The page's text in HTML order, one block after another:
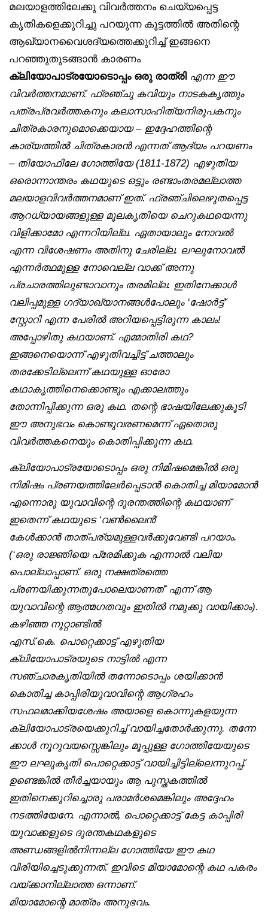
മലയാളത്തിലേക്കു വിവർത്തനം ചെയ്യപ്പെട്ട
കൃതികളെക്കുറിച്ചു പറയുന്ന കൂട്ടത്തിൽ അതിന്റെ
ആഖ്യാനവൈശദ്യത്തെക്കുറിച്ച് ഇങ്ങനെ
പറഞ്ഞുതുടങ്ങാൻ കാരണം
ക്ലിയോപാട്രയോടൊപ്പം ഒരു രാത്രിഎന്ന ഈ
വിവർത്തനമാണ്. ഫ്രഞ്ചു കവിയും നാടകകൃത്തും
പത്രപ്രവർത്തകനും കലാസാഹിത്യനിരൂപകനും
ചിത്രകാരനുമൊക്കെയായ – ഇദ്ദേഹത്തിന്റെ
കാര്യത്തിൽ ചിത്രകാരൻ എന്നത് ആദ്യം പറയണം
– തിയോഫിലേ ഗോത്തിയേ (1811-1872) എഴുതിയ
ഒരൊന്നാന്തരം കഥയുടെ ഒട്ടും രണ്ടാംതരമല്ലാത്ത
മലയാളവിവർത്തനമാണ് ഇത്. ഫ്രഞ്ചിലെഴുതപ്പെട്ട
ആറധ്യായങ്ങളുള്ള മൂലകൃതിയെ ചെറുകഥയെന്നു
വിളിക്കാമോ എന്നറിയില്ല. ഏതായാലും നോവൽ
എന്ന വിശേഷണം അതിനു ചേരില്ല. ലഘുനോവൽ
എന്നർത്ഥമുള്ള നോവെല്ല വാക്ക് അന്നു
പ്രചാരത്തിലുണ്ടാവാനും തരമില്ല. ഇതിനേക്കാൾ
വലിപ്പമുള്ള ഗദ്യാഖ്യാനങ്ങൾപോലും ‘ഷോർട്ട്’
സ്റ്റോറി എന്ന പേരിൽ അറിയപ്പെട്ടിരുന്ന കാലം!
അപ്പോഴിതു കഥയാണ്. എമ്മാതിരി കഥ?
ഇങ്ങനെയൊന്ന് എഴുതിവച്ചിട്ട് ചത്താലും
തരക്കേടില്ലെന്ന് കഥയുള്ള ഓരോ
കഥാകൃത്തിനെക്കൊണ്ടും എക്കാലത്തും
തോന്നിപ്പിക്കുന്ന ഒരു കഥ. തന്റെ ഭാഷയിലേക്കുകൂടി
ഈ അനുഭവം കൊണ്ടുവരണമെന്ന് ഏതൊരു
വിവർത്തകനെയും കൊതിപ്പിക്കുന്ന കഥ.
ക്ലിയോപാട്രയോടൊപ്പം ഒരു നിമിഷമെങ്കിൽ ഒരു
നിമിഷം പ്രണയത്തിലേർപ്പെടാൻ കൊതിച്ച മിയാമോൻ
എന്നൊരു യുവാവിന്റെ ദുരന്തത്തിന്റെ കഥയാണ്
ഇതെന്ന് കഥയുടെ ‘വൺലൈൻ’
കേൾക്കാൻ താത്പര്യമുള്ളവർക്കുവേണ്ടി പറയാം.
(‘ഒരു രാജ്ഞിയെ പ്രേമിക്കുക എന്നാൽ വലിയ
പൊല്ലാപ്പാണ്. ഒരു നക്ഷത്രത്തെ
പ്രണയിക്കുന്നതുപോലെയാണത്’ എന്ന് ആ
യുവാവിന്റെ ആത്മഗതവും ഇതിൽ നമുക്കു വായിക്കാം).
കഴിഞ്ഞ നൂറ്റാണ്ടിൽ
എസ്.കെ. പൊറ്റെക്കാട്ട് എഴുതിയ
ക്ലിയോപാട്രയുടെ നാട്ടിൽ എന്ന
സഞ്ചാരകൃതിയിൽ തന്നോടൊപ്പം ശയിക്കാൻ
കൊതിച്ച കാപ്പിരിയുവാവിന്റെ ആഗ്രഹം
സഫലമാക്കിയശേഷം അയാളെ കൊന്നുകളയുന്ന
ക്ലിയോപാട്രയെക്കുറിച്ച് വായിച്ചതോർക്കുന്നു. തന്നേ
ക്കാൾ നൂറുവയസ്സെങ്കിലും മൂപ്പുള്ള ഗോത്തിയേയുടെ
ഈ ലഘുകൃതി പൊറ്റെക്കാട്ട് വായിച്ചിട്ടില്ലെന്നുറപ്പ്.
ഉണ്ടെങ്കിൽ തീർച്ചയായും ആ പുസ്തകത്തിൽ
ഇതിനെക്കുറിച്ചൊരു പരാമർശമെങ്കിലും അദ്ദേഹം
നടത്തിയേനേ. എന്നാൽ, പൊറ്റെക്കാട്ട് കേട്ട കാപ്പിരി
യുവാക്കളുടെ ദുരന്തകഥകളുടെ
അണ്ഡങ്ങളിൽനിന്നല്ല ഗോത്തിയേ ഈ കഥ
വിരിയിച്ചെടുക്കുന്നത്. ഇവിടെ മിയാമോന്റെ കഥ പകരം
വയ്ക്കാനില്ലാത്ത ഒന്നാണ്.
മിയാമോന്റെ മാത്രം അനുഭവം.